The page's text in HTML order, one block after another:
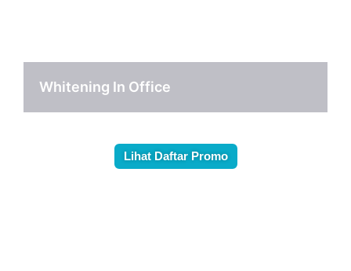
Whitening In Office
Lihat Daftar Promo